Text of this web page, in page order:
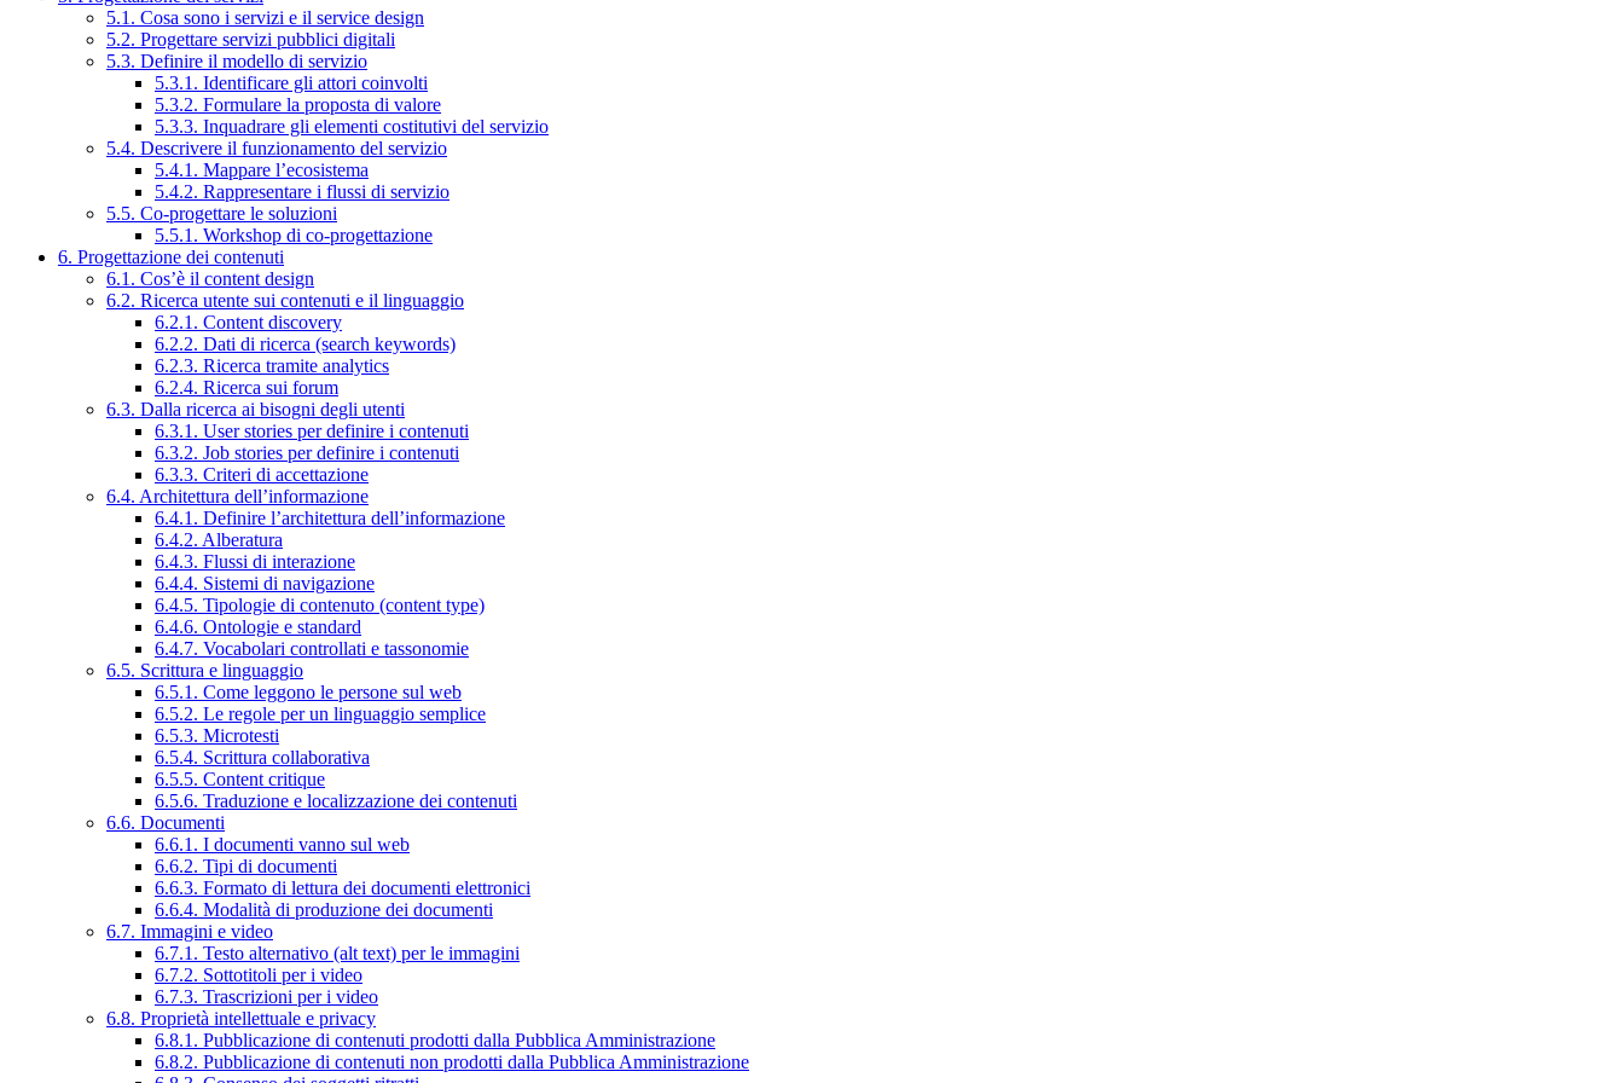
5.1. Cosa sono i servizi e il service design
5.2. Progettare servizi pubblici digitali
5.3. Definire il modello di servizio
5.3.1. Identificare gli attori coinvolti
5.3.2. Formulare la proposta di valore
5.3.3. Inquadrare gli elementi costitutivi del servizio
5.4. Descrivere il funzionamento del servizio
5.4.1. Mappare l’ecosistema
5.4.2. Rappresentare i flussi di servizio
5.5. Co-progettare le soluzioni
5.5.1. Workshop di co-progettazione
6. Progettazione dei contenuti
6.1. Cos’è il content design
6.2. Ricerca utente sui contenuti e il linguaggio
6.2.1. Content discovery
6.2.2. Dati di ricerca (search keywords)
6.2.3. Ricerca tramite analytics
6.2.4. Ricerca sui forum
6.3. Dalla ricerca ai bisogni degli utenti
6.3.1. User stories per definire i contenuti
6.3.2. Job stories per definire i contenuti
6.3.3. Criteri di accettazione
6.4. Architettura dell’informazione
6.4.1. Definire l’architettura dell’informazione
6.4.2. Alberatura
6.4.3. Flussi di interazione
6.4.4. Sistemi di navigazione
6.4.5. Tipologie di contenuto (content type)
6.4.6. Ontologie e standard
6.4.7. Vocabolari controllati e tassonomie
6.5. Scrittura e linguaggio
6.5.1. Come leggono le persone sul web
6.5.2. Le regole per un linguaggio semplice
6.5.3. Microtesti
6.5.4. Scrittura collaborativa
6.5.5. Content critique
6.5.6. Traduzione e localizzazione dei contenuti
6.6. Documenti
6.6.1. I documenti vanno sul web
6.6.2. Tipi di documenti
6.6.3. Formato di lettura dei documenti elettronici
6.6.4. Modalità di produzione dei documenti
6.7. Immagini e video
6.7.1. Testo alternativo (alt text) per le immagini
6.7.2. Sottotitoli per i video
6.7.3. Trascrizioni per i video
6.8. Proprietà intellettuale e privacy
6.8.1. Pubblicazione di contenuti prodotti dalla Pubblica Amministrazione
6.8.2. Pubblicazione di contenuti non prodotti dalla Pubblica Amministrazione